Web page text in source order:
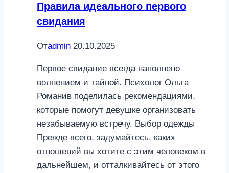
Правила идеального первого
свидания
Отadmin 20.10.2025
Первое свидание всегда наполнено
волнением и тайной. Психолог Ольга
Романив поделилась рекомендациями,
которые помогут девушке организовать
незабываемую встречу. Выбор одежды
Прежде всего, задумайтесь, каких
отношений вы хотите с этим человеком в
дальнейшем, и отталкивайтесь от этого